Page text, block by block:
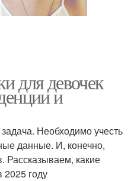
для девочек
и
Необходимо учесть
данные. И, конечно,
Рассказываем, какие
2025 году